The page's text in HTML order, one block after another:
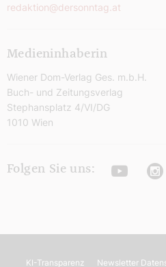
redaktion@dersonntag.at
Medieninhaberin
Wiener Dom-Verlag Ges. m.b.H.
Buch- und Zeitungsverlag
Stephansplatz 4/VI/DG
1010 Wien
Folgen Sie uns: Youtube
KI-Transparenz Newsletter